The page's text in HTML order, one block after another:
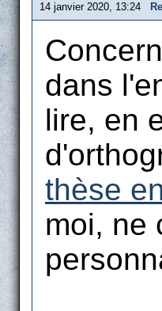
14 janvier 2020, 13:24
dans
lire, en
thèse
moi, ne